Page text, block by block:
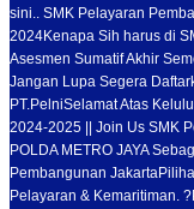
sini.. SMK Pelayaran
2024Kenapa Sih harus di
Asesmen Sumatif Akhir
Jangan Lupa Segera
PT.PelniSelamat Atas
2024-2025 || Join Us SMK
POLDA METRO JAYA
Pembangunan Jakarta
Pelayaran & Kemaritiman. ?